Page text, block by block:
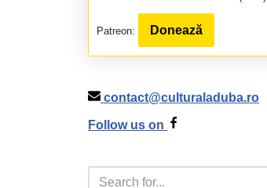
Patreon: Donează
contact@culturaladuba.ro
Follow us on